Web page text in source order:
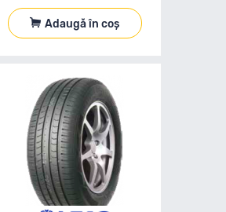
Adaugă în coș